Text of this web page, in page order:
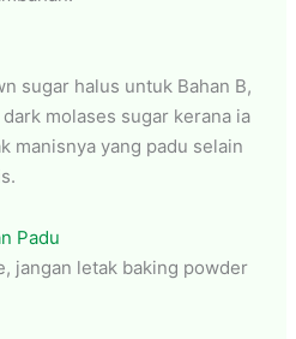
sugar halus untuk Bahan B,
molases sugar kerana ia
manisnya yang padu selain
Padu
jangan letak baking powder